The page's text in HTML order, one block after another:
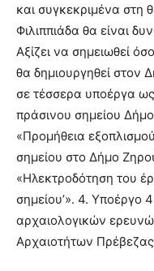
και συγκεκριμένα στη
Φιλιππιάδα θα είναι
Αξίζει να σημειωθεί
θα δημιουργηθεί στον
σε τέσσερα υποέργα
πράσινου σημείου
«Προμήθεια
σημείου στο Δήμο
«Ηλεκτροδότηση του
σημείου’». 4. Υποέργο
αρχαιολογικών
Αρχαιοτήτων